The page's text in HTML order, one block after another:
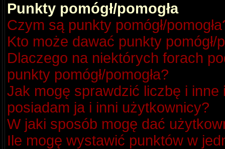
Punkty pomógł/pomogła
Czym są punkty pomógł/
Kto może dawać punkty pomógł/
Dlaczego na niektórych forach
punkty pomógł/pomogła?
Jak mogę sprawdzić liczbę i
posiadam ja i inni użytkownicy?
W jaki sposób mogę dać
Ile mogę wystawić punktów w